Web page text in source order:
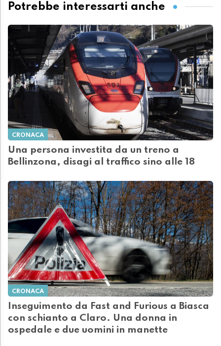
Potrebbe interessarti anche
CRONACA
Una persona investita da un treno a
Bellinzona, disagi al traffico sino alle 18
CRONACA
Inseguimento da Fast and Furious a Biasca
con schianto a Claro. Una donna in
ospedale e due uomini in manette